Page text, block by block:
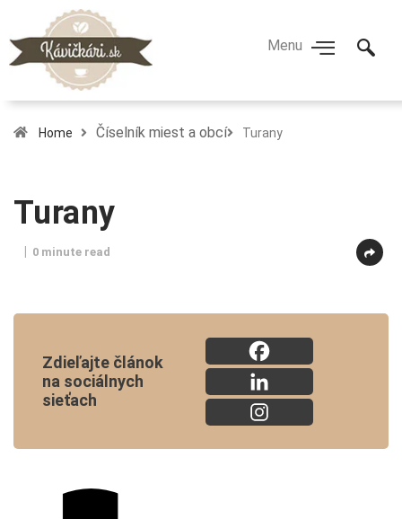
Home Číselník miest a obcí Turany
Turany
0 minute read
Zdieľajte článok
na sociálnych
sieťach